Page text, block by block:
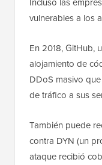
vulnerables a los
En 2018, GitHub,
alojamiento de
DDoS masivo
de tráfico a sus
También puede
contra DYN (un
ataque recibió